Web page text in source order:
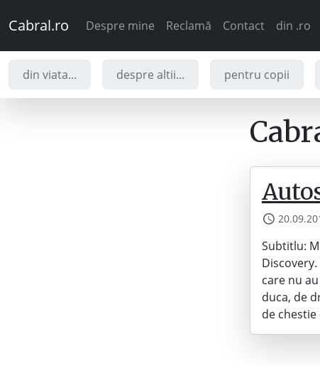
Cabral.ro Despre mine Reclamă Contact din .ro
din viata... despre altii... pentru copii
Subtitlu:
care nu
duca, de
de